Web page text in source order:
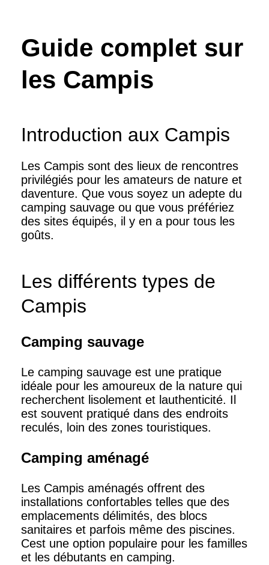
Guide complet sur
les Campis
Introduction aux Campis
Les Campis sont des lieux de rencontres
privilégiés pour les amateurs de nature et
daventure. Que vous soyez un adepte du
camping sauvage ou que vous préfériez
des sites équipés, il y en a pour tous les
goûts.
Les différents types de
Campis
Camping sauvage
Le camping sauvage est une pratique
idéale pour les amoureux de la nature qui
recherchent lisolement et lauthenticité. Il
est souvent pratiqué dans des endroits
reculés, loin des zones touristiques.
Camping aménagé
Les Campis aménagés offrent des
installations confortables telles que des
emplacements délimités, des blocs
sanitaires et parfois même des piscines.
Cest une option populaire pour les familles
et les débutants en camping.